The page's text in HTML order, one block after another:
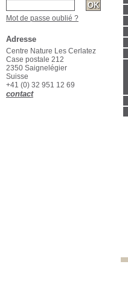
Mot de passe oublié ?
Adresse
Centre Nature Les Cerlatez
Case postale 212
2350 Saignelégier
Suisse
+41 (0) 32 951 12 69
contact